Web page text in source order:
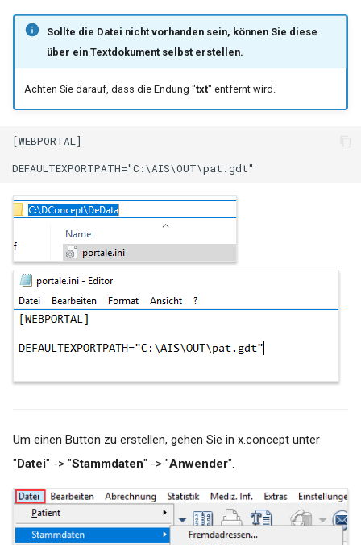
Sollte die Datei nicht vorhanden sein, können Sie diese
über ein Textdokument selbst erstellen.
Achten Sie darauf, dass die Endung "txt" entfernt wird.
[WEBPORTAL]
DEFAULTEXPORTPATH="C:\AIS\OUT\pat.gdt"
Um einen Button zu erstellen, gehen Sie in x.concept unter
" Datei" -> "Stammdaten" -> "Anwender".